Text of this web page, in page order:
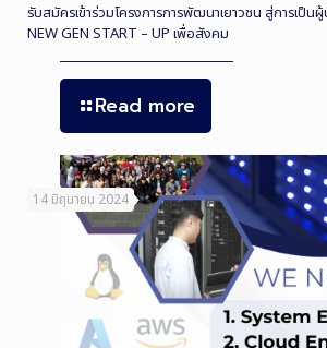
รับสมัครเข้าร่วมโครงการการพัฒนาเยาวชน สู่การเป็น
NEW GEN START – UP เพื่อสังคม
Read more
14 มิถุนายน 2024